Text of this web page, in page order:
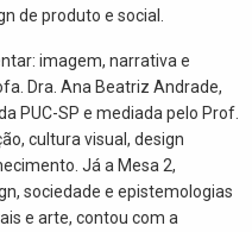
de produto e social.
imagem, narrativa e
Dra. Ana Beatriz Andrade,
PUC-SP e mediada pelo Prof.
cultura visual, design
Já a Mesa 2,
sociedade e epistemologias
e arte, contou com a